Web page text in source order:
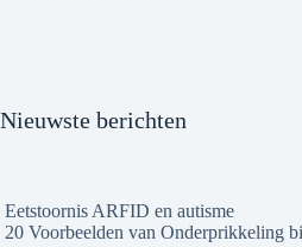
Nieuwste berichten
Eetstoornis ARFID en autisme
20 Voorbeelden van Onderprikkeling